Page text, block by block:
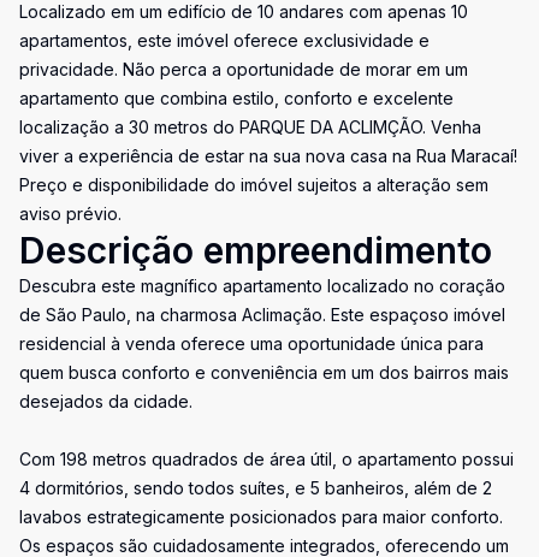
Localizado em um edifício de 10 andares com apenas 10
apartamentos, este imóvel oferece exclusividade e
privacidade. Não perca a oportunidade de morar em um
apartamento que combina estilo, conforto e excelente
localização a 30 metros do PARQUE DA ACLIMÇÃO. Venha
viver a experiência de estar na sua nova casa na Rua Maracaí!
Preço e disponibilidade do imóvel sujeitos a alteração sem
aviso prévio.
Descrição empreendimento
Descubra este magnífico apartamento localizado no coração
de São Paulo, na charmosa Aclimação. Este espaçoso imóvel
residencial à venda oferece uma oportunidade única para
quem busca conforto e conveniência em um dos bairros mais
desejados da cidade.
Com 198 metros quadrados de área útil, o apartamento possui
4 dormitórios, sendo todos suítes, e 5 banheiros, além de 2
lavabos estrategicamente posicionados para maior conforto.
Os espaços são cuidadosamente integrados, oferecendo um